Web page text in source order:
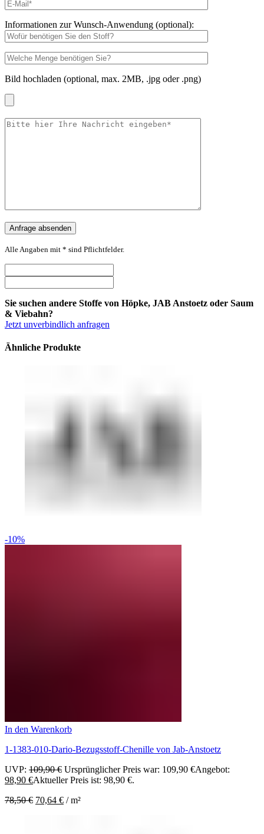
Informationen zur Wunsch-Anwendung (optional):
Bild hochladen (optional, max. 2MB, .jpg oder .png)
Alle Angaben mit * sind Pflichtfelder.
Sie suchen andere Stoffe von Höpke, JAB Anstoetz oder Saum
& Viebahn?
Jetzt unverbindlich anfragen
Ähnliche Produkte
-10%
In den Warenkorb
1-1383-010-Dario-Bezugsstoff-Chenille von Jab-Anstoetz
UVP: 109,90€ Ursprünglicher Preis war: 109,90 €Angebot:
98,90 €Aktueller Preis ist: 98,90 €.
78,50€ 70,64 € /m²